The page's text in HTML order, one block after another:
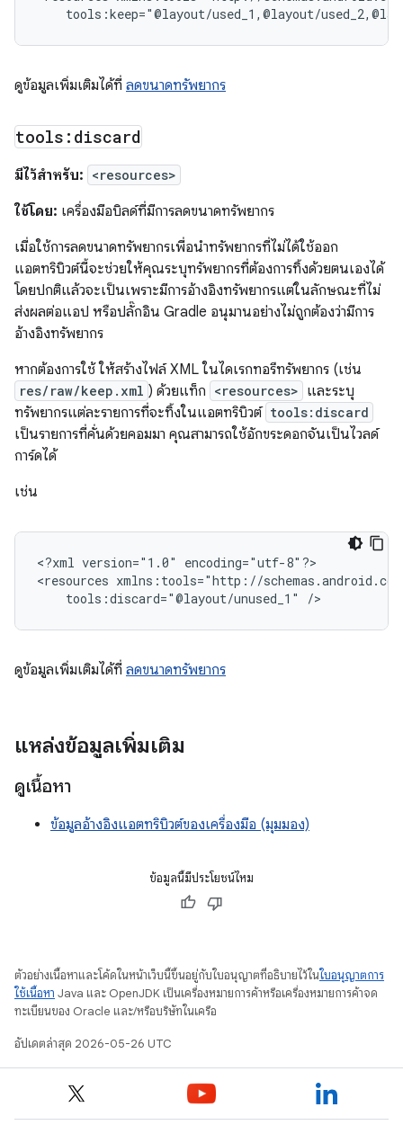
tools:keep="@layout/used_1,@layout/
ดูข้อมูลเพิ่มเติมได้ที่ ลดขนาดทรัพยากร
tools:discard
มีไว้สำหรับ: <resources>
ใช้โดย: เครื่องมือบิลด์ที่มีการลดขนาดทรัพยากร
เมื่อใช้การลดขนาดทรัพยากรเพื่อนำทรัพยากรที่ไม่ได้ใช้ออก
แอตทริบิวต์นี้จะช่วยให้คุณระบุทรัพยากรที่ต้องการทิ้งด้วยตนเองได้
โดยปกติแล้วจะเป็นเพราะมีการอ้างอิงทรัพยากรแต่ในลักษณะที่ไม่
ส่งผลต่อแอป หรือปลั๊กอิน Gradle อนุมานอย่างไม่ถูกต้องว่ามีการ
อ้างอิงทรัพยากร
หากต้องการใช้ ให้สร้างไฟล์ XML ในไดเรกทอรีทรัพยากร (เช่น
res/raw/keep.xml ) ด้วยแท็ก <resources> และระบุ
ทรัพยากรแต่ละรายการที่จะทิ้งในแอตทริบิวต์ tools:discard
เป็นรายการที่คั่นด้วยคอมมา คุณสามารถใช้อักขระดอกจันเป็นไวลด์
การ์ดได้
เช่น
<?xml version="1.0"
encoding="utf-8"?>
<resources
tools:discard="@layout/unused_1"
ดูข้อมูลเพิ่มเติมได้ที่ ลดขนาดทรัพยากร
แหล่งข้อมูลเพิ่มเติม
ดูเนื้อหา
ข้อมูลอ้างอิงแอตทริบิวต์ของเครื่องมือ (มุมมอง)
ข้อมูลนี้มีประโยชน์ไหม
ตัวอย่างเนื้อหาและโค้ดในหน้าเว็บนี้ขึ้นอยู่กับใบอนุญาตที่อธิบายไว้ในใบอนุญาตการ
ใช้เนื้อหา Java และ OpenJDK เป็นเครื่องหมายการค้าหรือเครื่องหมายการค้าจด
ทะเบียนของ Oracle และ/หรือบริษัทในเครือ
อัปเดตล่าสุด 2026-05-26 UTC